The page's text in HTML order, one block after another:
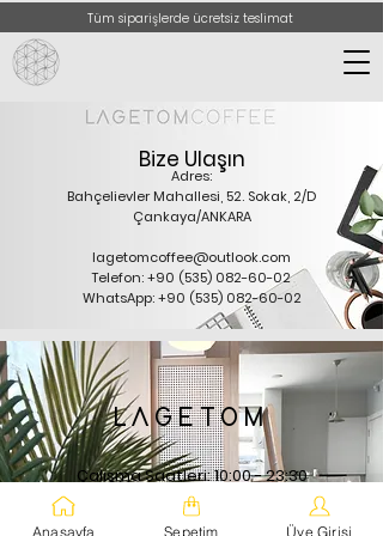
Tüm siparişlerde ücretsiz teslimat
Bize Ulaşın
Adres:
Bahçelievler Mahallesi, 52. Sokak, 2/D
Çankaya/ANKARA
lagetomcoffee@outlook.com
Telefon:+90 (535) 082-60-02
WhatsApp:+90 (535) 082-60-02
LAGETOM
Çalışma Saatleri: 10:00 - 23:30
Bahçelievler Mahallesi, 52. Sokak,
2/D, Çankaya/ANKARA
Anasayfa Sepetim Üye Girişi